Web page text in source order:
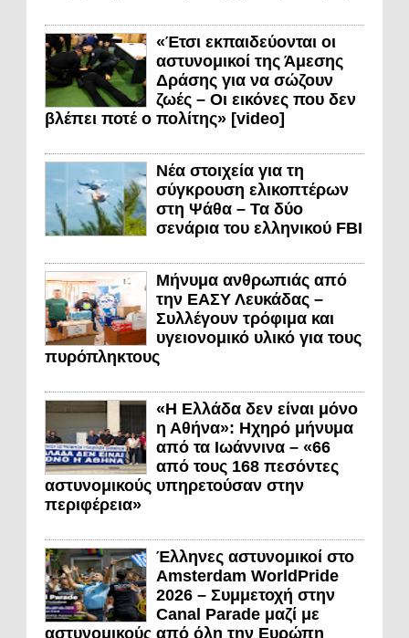
«Έτσι εκπαιδεύονται οι
αστυνομικοί της Άμεσης
Δράσης για να σώζουν
ζωές – Οι εικόνες που δεν
βλέπει ποτέ ο πολίτης» [video]
Νέα στοιχεία για τη
σύγκρουση ελικοπτέρων
στη Ψάθα – Τα δύο
σενάρια του ελληνικού FBI
Μήνυμα ανθρωπιάς από
την ΕΑΣΥ Λευκάδας –
Συλλέγουν τρόφιμα και
υγειονομικό υλικό για τους
πυρόπληκτους
«Η Ελλάδα δεν είναι μόνο
η Αθήνα»: Ηχηρό μήνυμα
από τα Ιωάννινα – «66
από τους 168 πεσόντες
αστυνομικούς υπηρετούσαν στην
περιφέρεια»
Έλληνες αστυνομικοί στο
Amsterdam WorldPride
2026 – Συμμετοχή στην
Canal Parade μαζί με
αστυνομικούς από όλη την Ευρώπη